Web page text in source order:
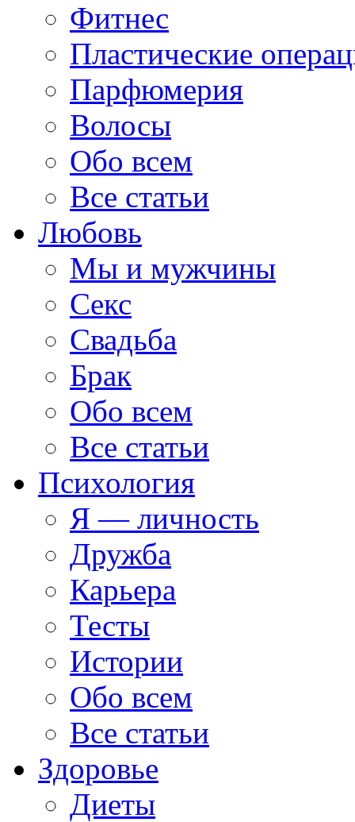
Фитнес
Пластические
Парфюмерия
Волосы
Обо всем
Все статьи
Любовь
Мы и мужчины
Секс
Свадьба
Брак
Обо всем
Все статьи
Психология
Я — личность
Дружба
Карьера
Тесты
Истории
Обо всем
Все статьи
Здоровье
Диеты